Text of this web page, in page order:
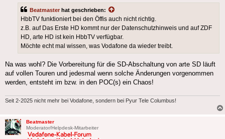
Beatmaster hat geschrieben:
HbbTV funktioniert bei den Öffis auch nicht richtig.
z.B. auf Das Erste HD kommt nur der Datenschutzhinweis und auf ZDF
HD, arte HD ist kein HbbTV verfügbar.
Möchte echt mal wissen, was Vodafone da wieder treibt.
Na was wohl? Die Vorbereitung für die SD-Abschaltung von arte SD läuft
auf vollen Touren und jedesmal wenn solche Änderungen vorgenommen
werden, entsteht im bzw. in den POC(s) ein Chaos!
Seit 2-2025 nicht mehr bei Vodafone, sondern bei Pyur Tele Columbus!
Beatmaster
Moderator/Helpdesk-Mitarbeiter